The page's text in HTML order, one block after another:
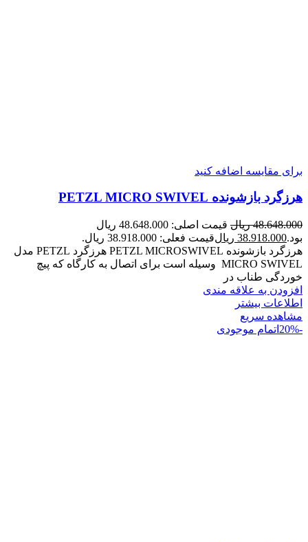
برای مقایسه اضافه کنید
هرزگرد بازشونده PETZL MICRO SWIVEL
48.648.000 ریال
قیمت اصلی: 48.648.000 ریال
بود.38.918.000 ریالقیمت فعلی: 38.918.000 ریال.
هرزگرد بازشونده PETZL MICROSWIVEL هرزگرد PETZL مدل
MICRO SWIVEL وسیله است برای اتصال به کارگاه که پیچ
خوردگی طناب در
افزودن به علاقه مندی
اطلاعات بیشتر
مشاهده سریع
-20%
اتمام موجودی